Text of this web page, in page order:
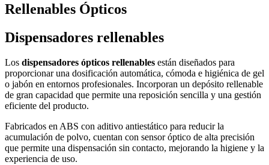
Rellenables Ópticos
Dispensadores rellenables
Los dispensadores ópticos rellenables están diseñados para
proporcionar una dosificación automática, cómoda e higiénica de gel
o jabón en entornos profesionales. Incorporan un depósito rellenable
de gran capacidad que permite una reposición sencilla y una gestión
eficiente del producto.
Fabricados en ABS con aditivo antiestático para reducir la
acumulación de polvo, cuentan con sensor óptico de alta precisión
que permite una dispensación sin contacto, mejorando la higiene y la
experiencia de uso.